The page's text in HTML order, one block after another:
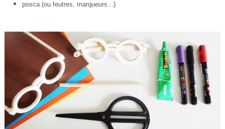
posca (ou feutres, marqueurs...)